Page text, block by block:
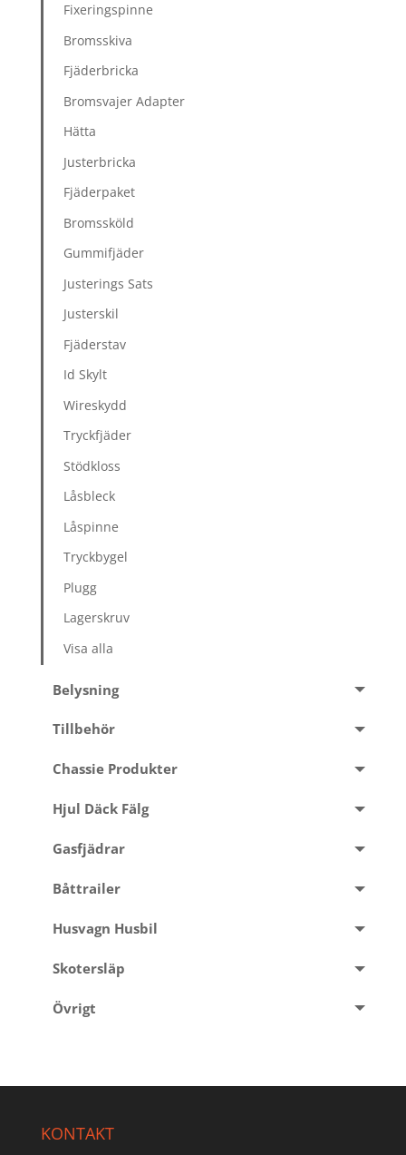
Fixeringspinne
Bromsskiva
Fjäderbricka
Bromsvajer Adapter
Hätta
Justerbricka
Fjäderpaket
Bromssköld
Gummifjäder
Justerings Sats
Justerskil
Fjäderstav
Id Skylt
Wireskydd
Tryckfjäder
Stödkloss
Låsbleck
Låspinne
Tryckbygel
Plugg
Lagerskruv
Visa alla
Belysning
Tillbehör
Chassie Produkter
Hjul Däck Fälg
Gasfjädrar
Båttrailer
Husvagn Husbil
Skotersläp
Övrigt
KONTAKT